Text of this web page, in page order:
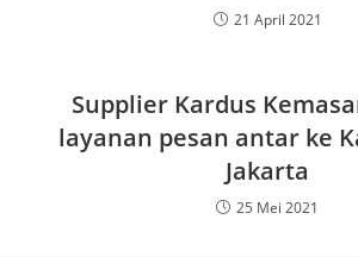
21 April 2021
Supplier Kardus
layanan pesan antar ke
Jakarta
25 Mei 2021